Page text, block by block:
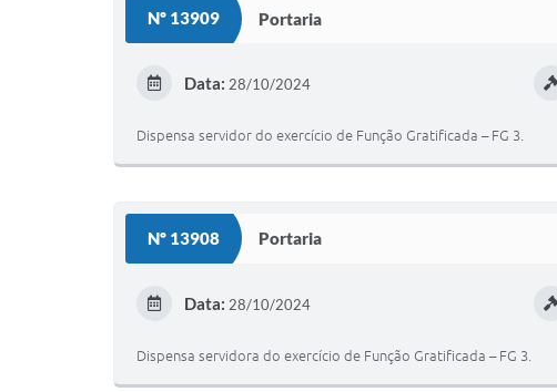
Nº 13909 Portaria
Data: 28/10/2024
Dispensa servidor do exercício de Função Gratificada – FG 3.
Nº 13908 Portaria
Data: 28/10/2024
Dispensa servidora do exercício de Função Gratificada – FG 3.